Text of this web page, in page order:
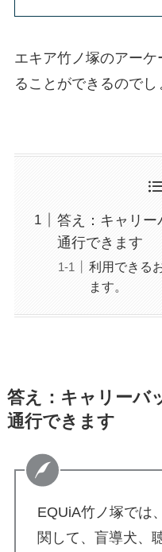
エキア竹ノ塚のアー
ることができるのでし
答え：キャリ
通行できます
利用できる
ます。
答え：キャリーバ
通行できます
EQUiA竹ノ塚では
関して、盲導犬、